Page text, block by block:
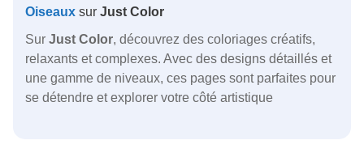
Oiseaux sur Just Color
Sur Just Color, découvrez des coloriages créatifs,
relaxants et complexes. Avec des designs détaillés et
une gamme de niveaux, ces pages sont parfaites pour
se détendre et explorer votre côté artistique